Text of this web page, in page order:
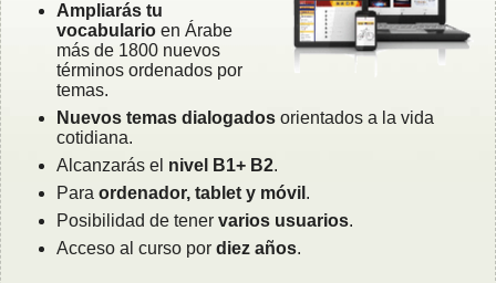
Ampliarás tu
vocabulario en Árabe
más de 1800 nuevos
términos ordenados por
temas.
Nuevos temas dialogados orientados a la vida
cotidiana.
Alcanzarás el nivel B1+ B2.
Para ordenador, tablet y móvil .
Posibilidad de tener varios usuarios.
Acceso al curso por diez años.